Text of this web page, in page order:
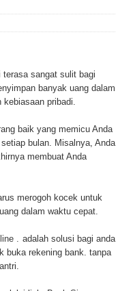
terasa sangat sulit bagi
banyak uang dalam
kebiasaan pribadi.
baik yang memicu Anda
bulan. Misalnya, Anda
membuat Anda
merogoh kocek untuk
dalam waktu cepat.
. adalah solusi bagi anda
buka rekening bank. tanpa